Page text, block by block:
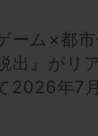
ーム×都
出』がリ
2026年7